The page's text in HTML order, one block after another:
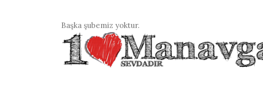
Başka şubemiz yoktur.